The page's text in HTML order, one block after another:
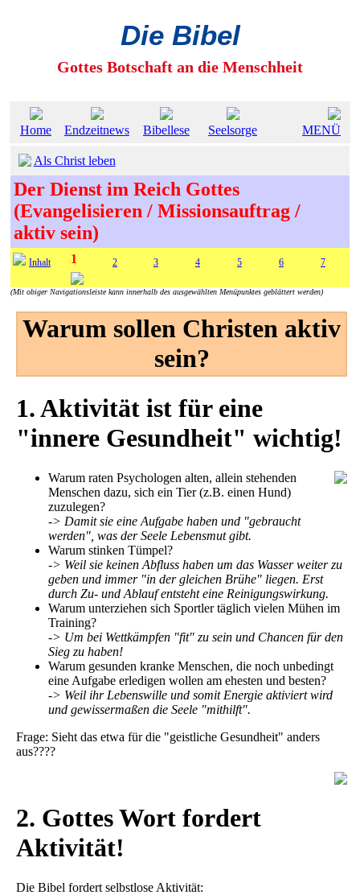
Die Bibel
Gottes Botschaft an die Menschheit
Home Endzeitnews Bibellese Seelsorge MENÜ
Als Christ leben
Der Dienst im Reich Gottes
(Evangelisieren / Missionsauftrag /
aktiv sein)
Inhalt 1 2 3 4 5 6 7
(Mit obiger Navigationsleiste kann innerhalb des ausgewählten Menüpunktes geblättert werden)
Warum sollen Christen aktiv
sein?
1. Aktivität ist für eine
"innere Gesundheit" wichtig!
Warum raten Psychologen alten, allein stehenden
Menschen dazu, sich ein Tier (z.B. einen Hund)
zuzulegen?
-> Damit sie eine Aufgabe haben und "gebraucht
werden", was der Seele Lebensmut gibt.
Warum stinken Tümpel?
-> Weil sie keinen Abfluss haben um das Wasser weiter zu
geben und immer "in der gleichen Brühe" liegen. Erst
durch Zu- und Ablauf entsteht eine Reinigungswirkung.
Warum unterziehen sich Sportler täglich vielen Mühen im
Training?
-> Um bei Wettkämpfen "fit" zu sein und Chancen für den
Sieg zu haben!
Warum gesunden kranke Menschen, die noch unbedingt
eine Aufgabe erledigen wollen am ehesten und besten?
-> Weil ihr Lebenswille und somit Energie aktiviert wird
und gewissermaßen die Seele "mithilft".
Frage: Sieht das etwa für die "geistliche Gesundheit" anders
aus????
2. Gottes Wort fordert
Aktivität!
Die Bibel fordert selbstlose Aktivität: